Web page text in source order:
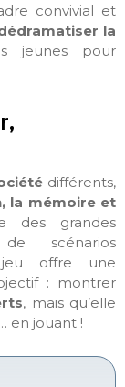
convivial et
la
jeunes pour
différents,
la mémoire et
des grandes
scénarios
jeu offre une
: montrer
, mais qu’elle
en jouant !